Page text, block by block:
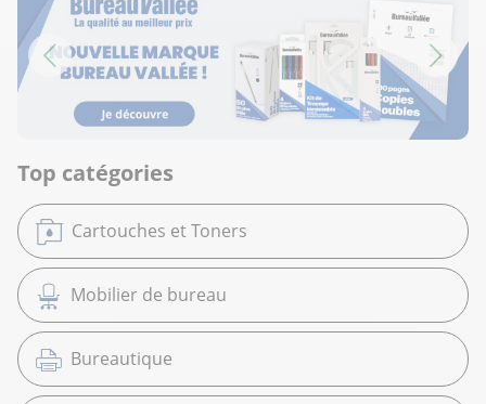
Top catégories
Cartouches et Toners
Mobilier de bureau
Bureautique